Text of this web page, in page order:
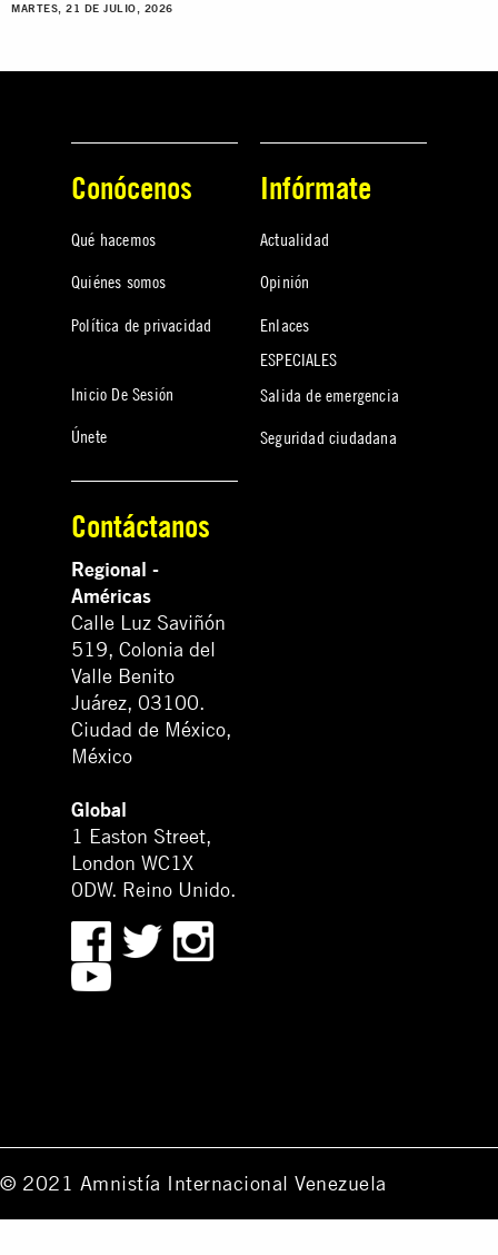
MARTES, 21 DE JULIO, 2026
Conócenos
Qué hacemos
Quiénes somos
Política de privacidad
Inicio De Sesión
Únete
Infórmate
Actualidad
Opinión
Enlaces
ESPECIALES
Salida de emergencia
Seguridad ciudadana
Contáctanos
Regional -
Américas
Calle Luz Saviñón
519, Colonia del
Valle Benito
Juárez, 03100.
Ciudad de México,
México
Global
1 Easton Street,
London WC1X
0DW. Reino Unido.
© 2021 Amnistía Internacional Venezuela